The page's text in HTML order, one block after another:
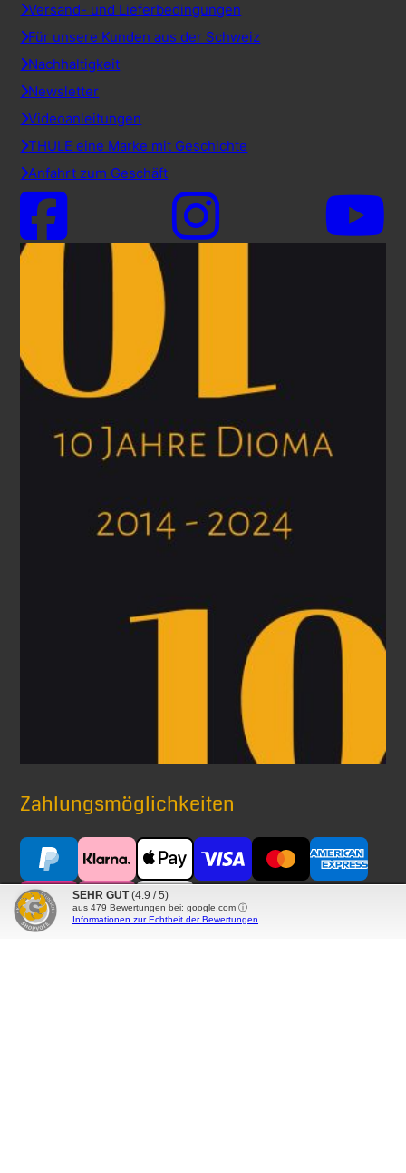
Versand- und Lieferbedingungen
Für unsere Kunden aus der Schweiz
Nachhaltigkeit
Newsletter
Videoanleitungen
THULE eine Marke mit Geschichte
Anfahrt zum Geschäft
Zahlungsmöglichkeiten
Versand mit
SEHR GUT (4.9 / 5)
aus 479 Bewertungen bei: google.com ⓘ
Informationen zur Echtheit der Bewertungen